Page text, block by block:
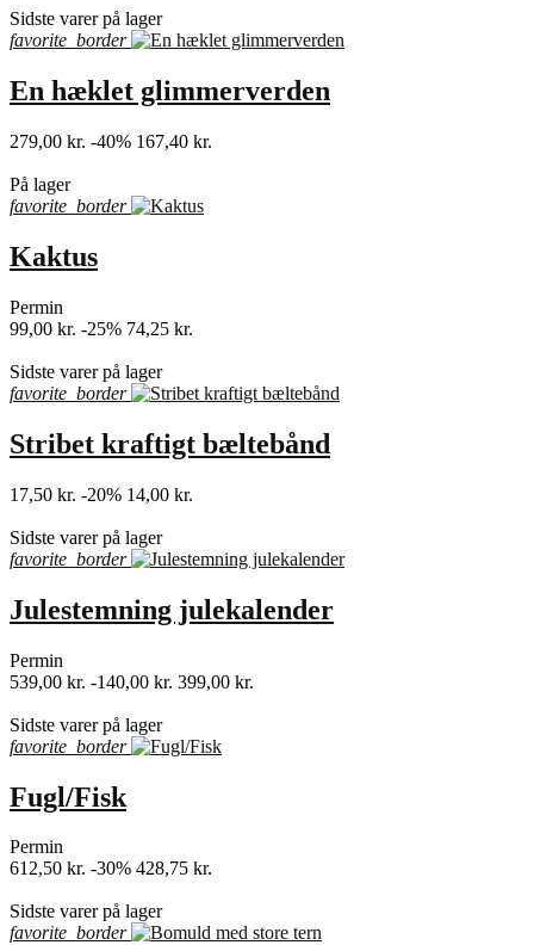
Sidste varer på lager
favorite_border
En hæklet glimmerverden
279,00 kr. -40% 167,40 kr.
På lager
favorite_border
Kaktus
Permin
99,00 kr. -25% 74,25 kr.
Sidste varer på lager
favorite_border
Stribet kraftigt bæltebånd
17,50 kr. -20% 14,00 kr.
Sidste varer på lager
favorite_border
Julestemning julekalender
Permin
539,00 kr. -140,00 kr. 399,00 kr.
Sidste varer på lager
favorite_border
Fugl/Fisk
Permin
612,50 kr. -30% 428,75 kr.
Sidste varer på lager
favorite_border